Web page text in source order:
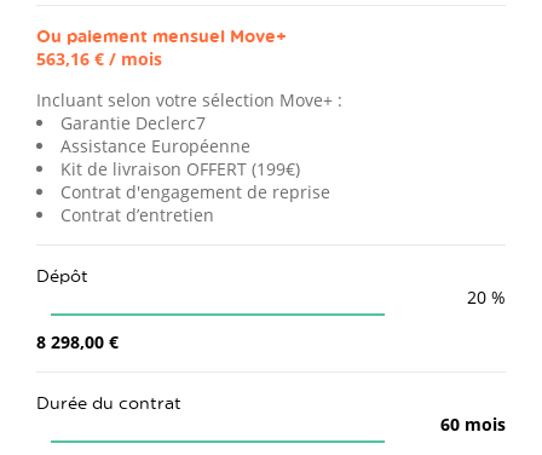
Ou paiement mensuel Move+
563,16 € / mois
Incluant selon votre sélection Move+ :
Garantie Declerc7
Assistance Européenne
Kit de livraison OFFERT (199€)
Contrat d'engagement de reprise
Contrat d’entretien
Dépôt
20 %
8 298,00 €
Durée du contrat
60 mois